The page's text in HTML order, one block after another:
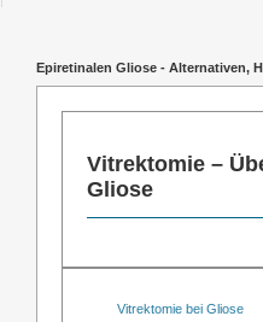
Epiretinalen Gliose - Alternativen,
Vitrektomie –
Gliose
Vitrektomie bei Gliose